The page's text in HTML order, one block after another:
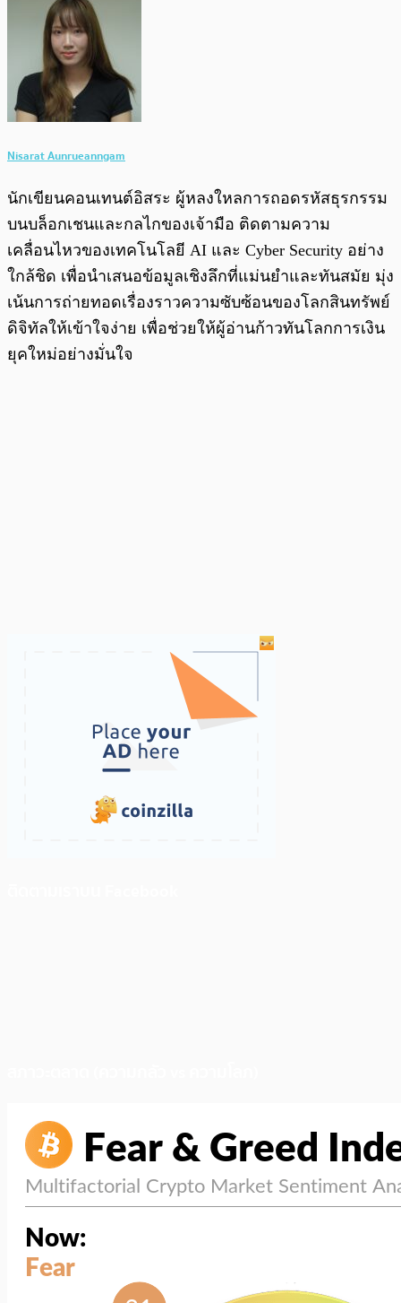
Nisarat Aunrueanngam
นักเขียนคอนเทนต์อิสระ ผู้หลงใหลการถอดรหัสธุรกรรม
บนบล็อกเชนและกลไกของเจ้ามือ ติดตามความ
เคลื่อนไหวของเทคโนโลยี AI และ Cyber Security อย่าง
ใกล้ชิด เพื่อนำเสนอข้อมูลเชิงลึกที่แม่นยำและทันสมัย มุ่ง
เน้นการถ่ายทอดเรื่องราวความซับซ้อนของโลกสินทรัพย์
ดิจิทัลให้เข้าใจง่าย เพื่อช่วยให้ผู้อ่านก้าวทันโลกการเงิน
ยุคใหม่อย่างมั่นใจ